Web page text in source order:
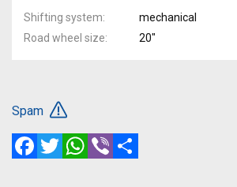
Shifting system
mechanical
Road wheel size
20"
Spam
FacebookTwitterWhatsApp
Viber